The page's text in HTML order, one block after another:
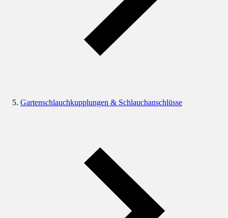
Gartenschlauchkupplungen & Schlauchanschlüsse